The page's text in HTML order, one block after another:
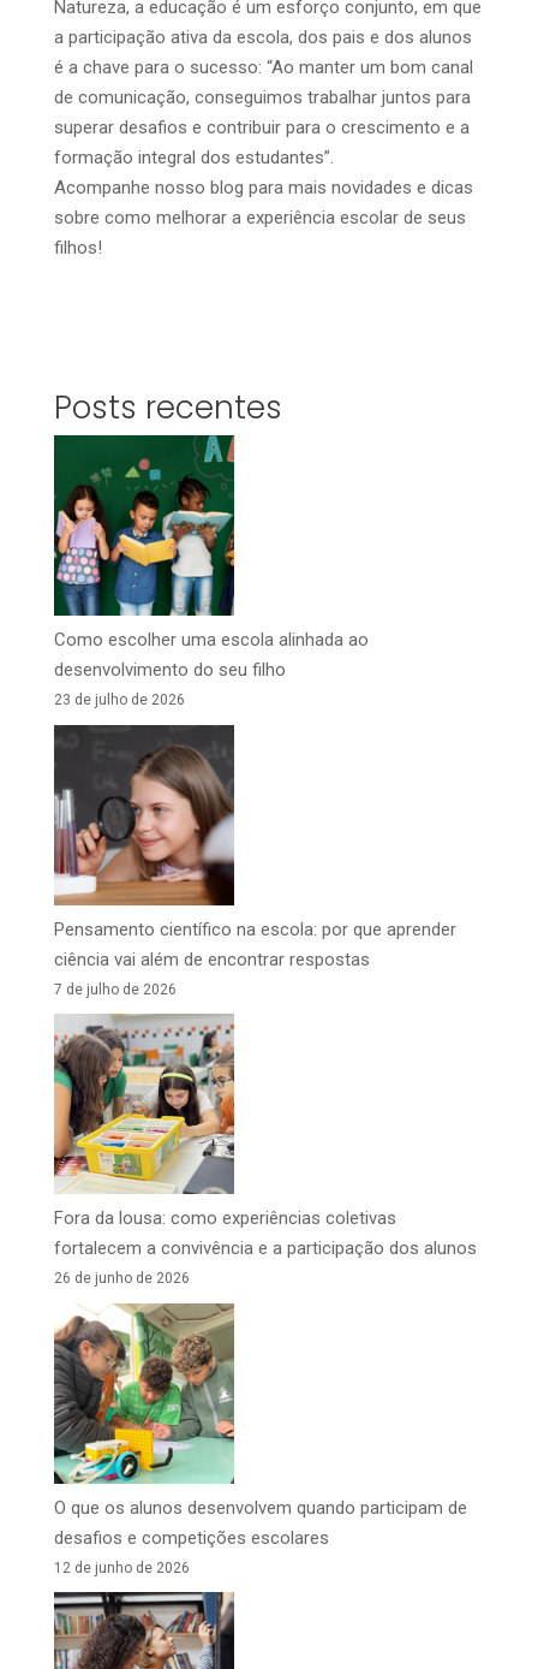
Natureza, a educação é um esforço conjunto, em que
a participação ativa da escola, dos pais e dos alunos
é a chave para o sucesso: “Ao manter um bom canal
de comunicação, conseguimos trabalhar juntos para
superar desafios e contribuir para o crescimento e a
formação integral dos estudantes”.
Acompanhe nosso blog para mais novidades e dicas
sobre como melhorar a experiência escolar de seus
filhos!
Posts recentes
Como escolher uma escola alinhada ao
desenvolvimento do seu filho
23 de julho de 2026
Pensamento científico na escola: por que aprender
ciência vai além de encontrar respostas
7 de julho de 2026
Fora da lousa: como experiências coletivas
fortalecem a convivência e a participação dos alunos
26 de junho de 2026
O que os alunos desenvolvem quando participam de
desafios e competições escolares
12 de junho de 2026